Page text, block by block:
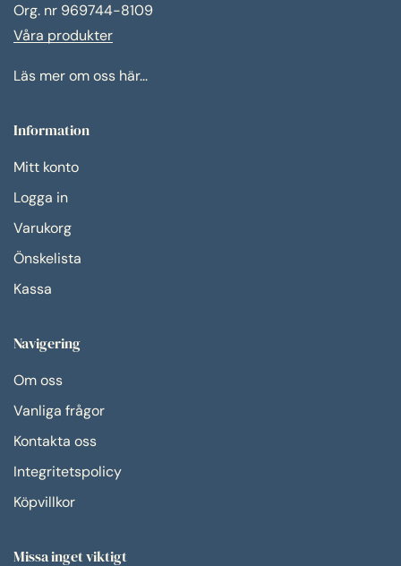
Org. nr 969744-8109
Våra produkter
Läs mer om oss här...
Information
Mitt konto
Logga in
Varukorg
Önskelista
Kassa
Navigering
Om oss
Vanliga frågor
Kontakta oss
Integritetspolicy
Köpvillkor
Missa inget viktigt